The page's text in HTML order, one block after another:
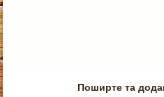
Поширте та